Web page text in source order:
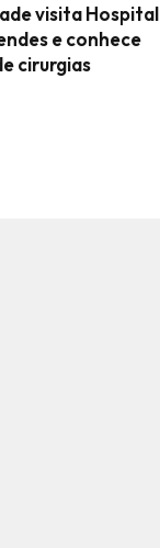
visita Hospital
e conhece
cirurgias